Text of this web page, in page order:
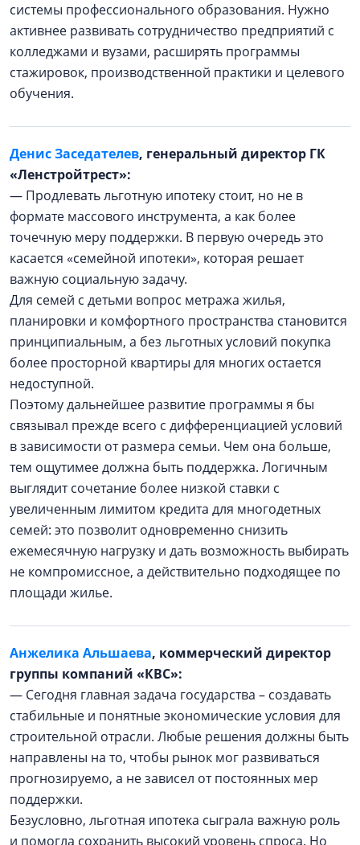
системы профессионального образования. Нужно
активнее развивать сотрудничество предприятий с
колледжами и вузами, расширять программы
стажировок, производственной практики и целевого
обучения.
Денис Заседателев, генеральный директор ГК
«Ленстройтрест»:
— Продлевать льготную ипотеку стоит, но не в
формате массового инструмента, а как более
точечную меру поддержки. В первую очередь это
касается «семейной ипотеки», которая решает
важную социальную задачу.
Для семей с детьми вопрос метража жилья,
планировки и комфортного пространства становится
принципиальным, а без льготных условий покупка
более просторной квартиры для многих остается
недоступной.
Поэтому дальнейшее развитие программы я бы
связывал прежде всего с дифференциацией условий
в зависимости от размера семьи. Чем она больше,
тем ощутимее должна быть поддержка. Логичным
выглядит сочетание более низкой ставки с
увеличенным лимитом кредита для многодетных
семей: это позволит одновременно снизить
ежемесячную нагрузку и дать возможность выбирать
не компромиссное, а действительно подходящее по
площади жилье.
Анжелика Альшаева, коммерческий директор
группы компаний «КВС»:
— Сегодня главная задача государства – создавать
стабильные и понятные экономические условия для
строительной отрасли. Любые решения должны быть
направлены на то, чтобы рынок мог развиваться
прогнозируемо, а не зависел от постоянных мер
поддержки.
Безусловно, льготная ипотека сыграла важную роль
и помогла сохранить высокий уровень спроса. Но